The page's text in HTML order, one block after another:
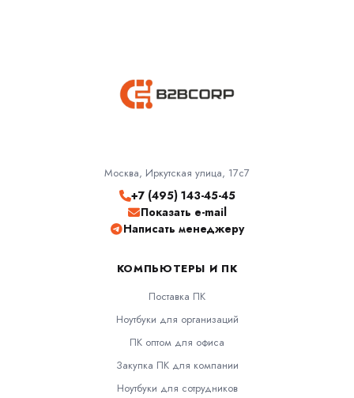
Москва, Иркутская улица, 17с7
+7 (495) 143-45-45
Показать e-mail
Написать менеджеру
КОМПЬЮТЕРЫ И ПК
Поставка ПК
Ноутбуки для организаций
ПК оптом для офиса
Закупка ПК для компании
Ноутбуки для сотрудников